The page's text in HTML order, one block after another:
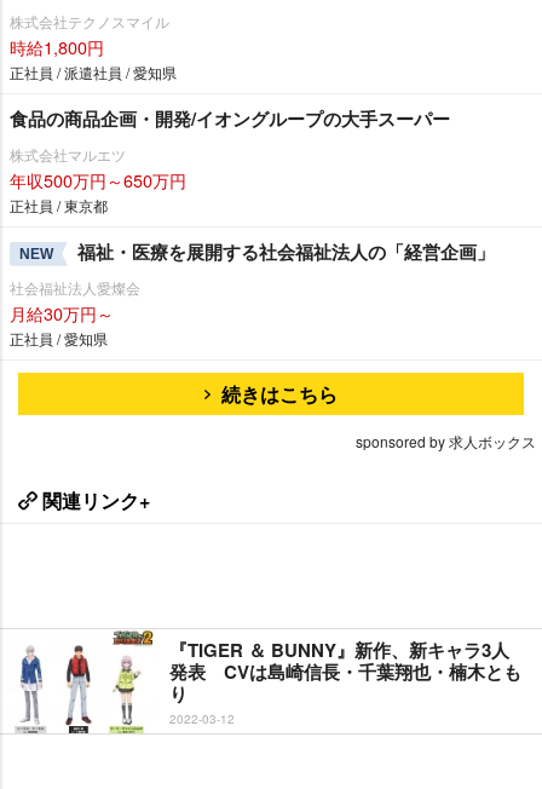
株式会社テクノスマイル
時給1,800円
正社員 / 派遣社員 / 愛知県
食品の商品企画・開発/イオングループの大手スーパー
株式会社マルエツ
年収500万円～650万円
正社員 / 東京都
NEW 福祉・医療を展開する社会福祉法人の「経営企画」
社会福祉法人愛燦会
月給30万円～
正社員 / 愛知県
続きはこちら
sponsored by 求人ボックス
関連リンク+
『TIGER ＆ BUNNY』新作、新キャラ3人
発表 CVは島崎信長・千葉翔也・楠木とも
り
2022-03-12